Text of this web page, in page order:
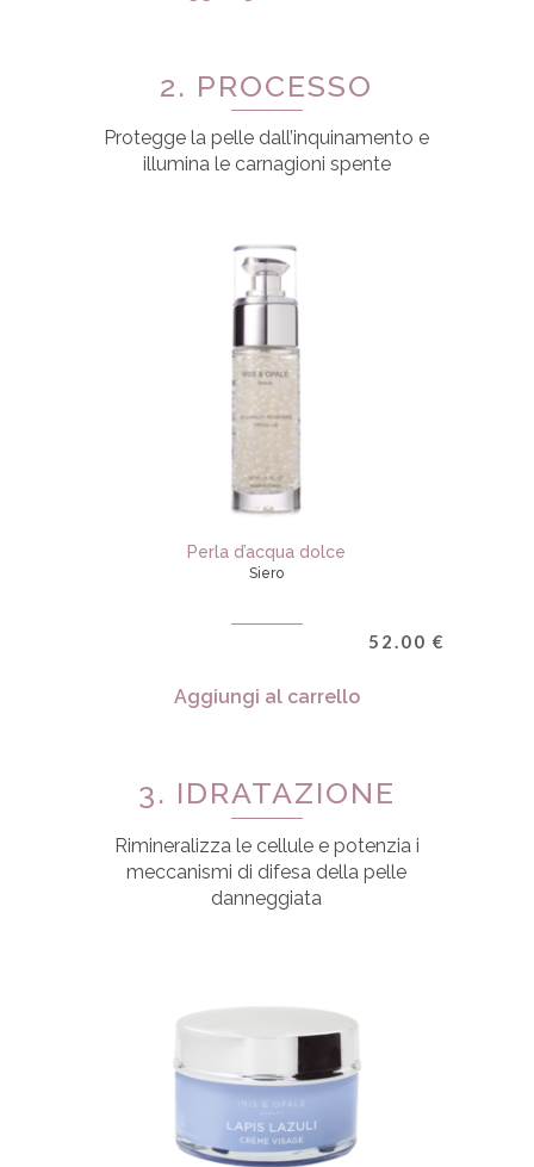
2. PROCESSO
Protegge la pelle dall’inquinamento e
illumina le carnagioni spente
Perla d’acqua dolce
Siero
52.00 €
Aggiungi al carrello
3. IDRATAZIONE
Rimineralizza le cellule e potenzia i
meccanismi di difesa della pelle
danneggiata